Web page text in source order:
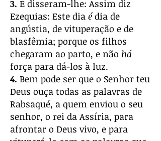
3. E disseram-lhe: Assim diz
Ezequias: Este dia édia de
angústia, de vituperação e de
blasfêmia; porque os filhos
chegaram ao parto, e não há
força para dá-los à luz.
4. Bem pode ser que o Senhor teu
Deus ouça todas as palavras de
Rabsaqué, a quem enviou o seu
senhor, o rei da Assíria, para
afrontar o Deus vivo, e para